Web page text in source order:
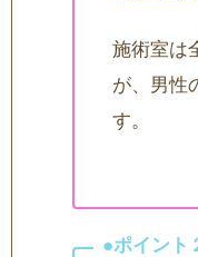
施術室は
が、男性
す。